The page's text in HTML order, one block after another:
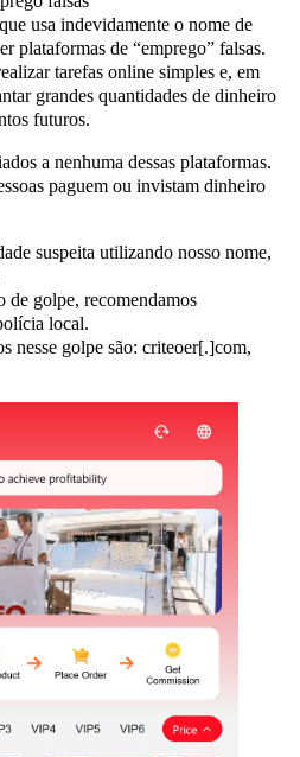
usa indevidamente o nome de
plataformas de “emprego” falsas.
tarefas online simples e, em
grandes quantidades de dinheiro
futuros.
a nenhuma dessas plataformas.
paguem ou invistam dinheiro
suspeita utilizando nosso nome,
de golpe, recomendamos
local.
nesse golpe são: criteoer[.]com,